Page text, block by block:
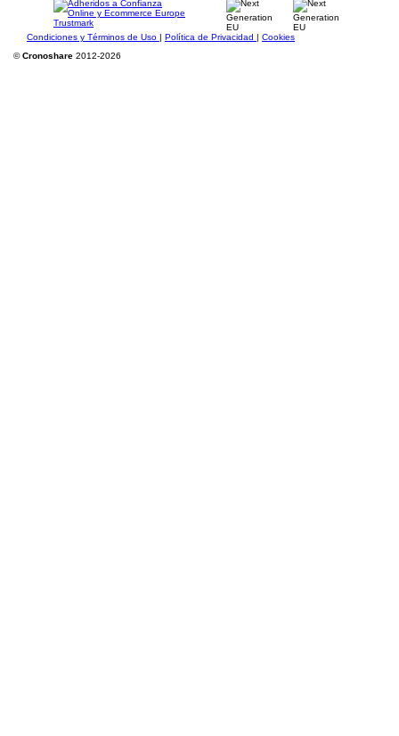
Condiciones y Términos de Uso | Política de Privacidad | Cookies
©Cronoshare 2012-2026